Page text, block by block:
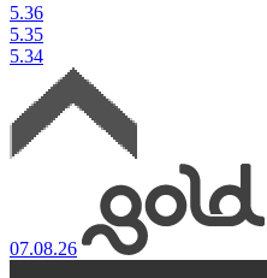
5.36
5.35
5.34
07.08.26